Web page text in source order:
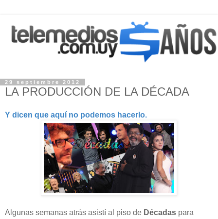
29 septiembre 2012
LA PRODUCCIÓN DE LA DÉCADA
Y dicen que aquí no podemos hacerlo.
Algunas semanas atrás asistí al piso de Décadas para